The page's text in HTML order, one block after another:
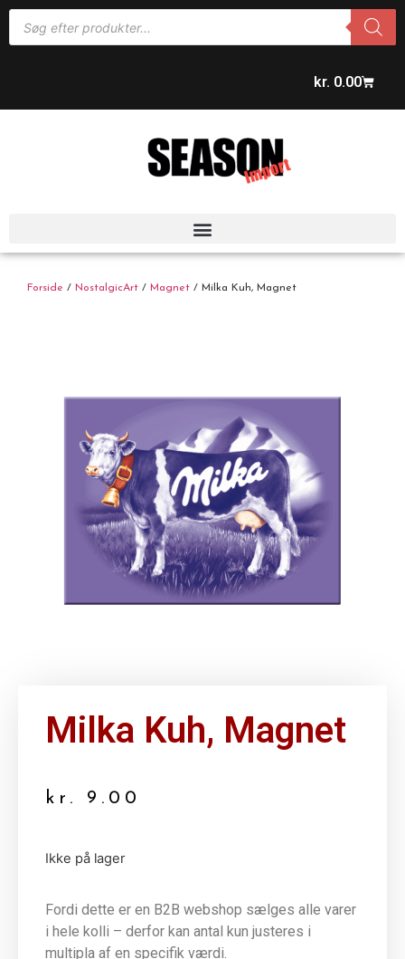
kr. 0.00
Forside / NostalgicArt / Magnet / Milka Kuh, Magnet
Milka Kuh, Magnet
kr. 9.00
Ikke på lager
Fordi dette er en B2B webshop sælges alle varer
i hele kolli – derfor kan antal kun justeres i
multipla af en specifik værdi.